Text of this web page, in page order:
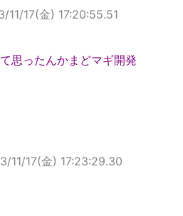
11/17(金) 17:20:55.51
思ったんかまどマギ開発
11/17(金) 17:23:29.30